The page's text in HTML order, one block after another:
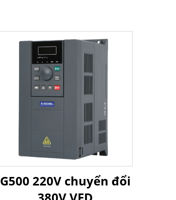
G500 220V chuyển đổi